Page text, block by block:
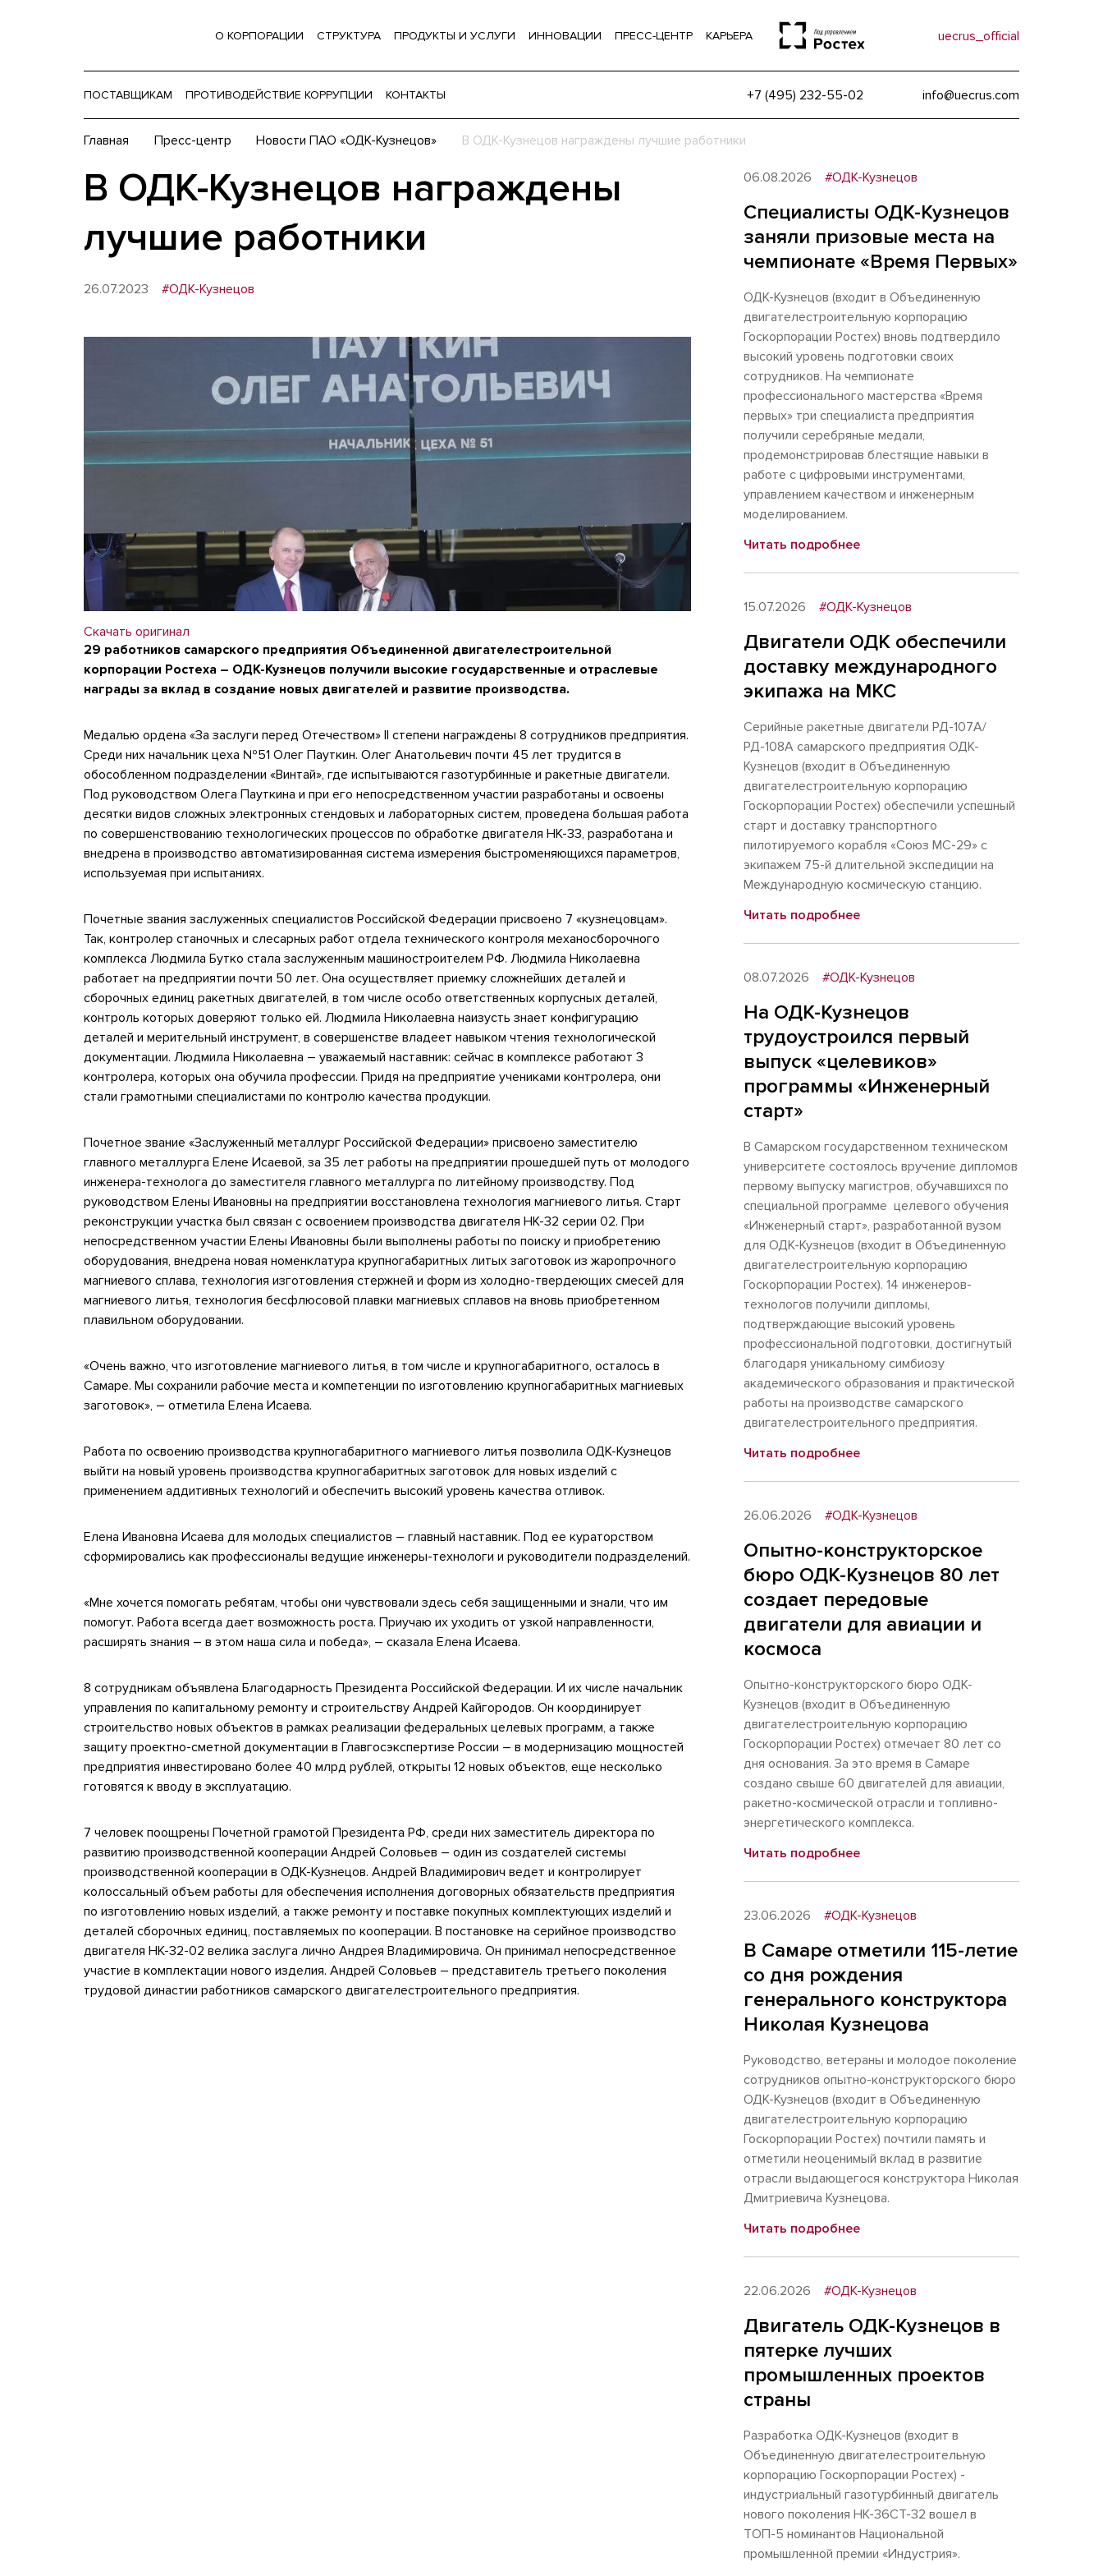
О КОРПОРАЦИИ СТРУКТУРА ПРОДУКТЫ И УСЛУГИ ИННОВАЦИИ ПРЕСС-ЦЕНТР КАРЬЕРА uecrus_official
ПОСТАВЩИКАМ ПРОТИВОДЕЙСТВИЕ КОРРУПЦИИ КОНТАКТЫ +7 (495) 232-55-02 info@uecrus.com
Главная Пресс-центр Новости ПАО «ОДК-Кузнецов» В ОДК-Кузнецов награждены лучшие работники
В ОДК-Кузнецов награждены
лучшие работники
26.07.2023 #ОДК-Кузнецов
Скачать оригинал
29 работников самарского предприятия Объединенной двигателестроительной
корпорации Ростеха – ОДК-Кузнецов получили высокие государственные и отраслевые
награды за вклад в создание новых двигателей и развитие производства.
Медалью ордена «За заслуги перед Отечеством» II степени награждены 8 сотрудников предприятия.
Среди них начальник цеха №51 Олег Пауткин. Олег Анатольевич почти 45 лет трудится в
обособленном подразделении «Винтай», где испытываются газотурбинные и ракетные двигатели.
Под руководством Олега Пауткина и при его непосредственном участии разработаны и освоены
десятки видов сложных электронных стендовых и лабораторных систем, проведена большая работа
по совершенствованию технологических процессов по обработке двигателя НК-33, разработана и
внедрена в производство автоматизированная система измерения быстроменяющихся параметров,
используемая при испытаниях.
Почетные звания заслуженных специалистов Российской Федерации присвоено 7 «кузнецовцам».
Так, контролер станочных и слесарных работ отдела технического контроля механосборочного
комплекса Людмила Бутко стала заслуженным машиностроителем РФ. Людмила Николаевна
работает на предприятии почти 50 лет. Она осуществляет приемку сложнейших деталей и
сборочных единиц ракетных двигателей, в том числе особо ответственных корпусных деталей,
контроль которых доверяют только ей. Людмила Николаевна наизусть знает конфигурацию
деталей и мерительный инструмент, в совершенстве владеет навыком чтения технологической
документации. Людмила Николаевна – уважаемый наставник: сейчас в комплексе работают 3
контролера, которых она обучила профессии. Придя на предприятие учениками контролера, они
стали грамотными специалистами по контролю качества продукции.
Почетное звание «Заслуженный металлург Российской Федерации» присвоено заместителю
главного металлурга Елене Исаевой, за 35 лет работы на предприятии прошедшей путь от молодого
инженера-технолога до заместителя главного металлурга по литейному производству. Под
руководством Елены Ивановны на предприятии восстановлена технология магниевого литья. Старт
реконструкции участка был связан с освоением производства двигателя НК-32 серии 02. При
непосредственном участии Елены Ивановны были выполнены работы по поиску и приобретению
оборудования, внедрена новая номенклатура крупногабаритных литых заготовок из жаропрочного
магниевого сплава, технология изготовления стержней и форм из холодно-твердеющих смесей для
магниевого литья, технология бесфлюсовой плавки магниевых сплавов на вновь приобретенном
плавильном оборудовании.
«Очень важно, что изготовление магниевого литья, в том числе и крупногабаритного, осталось в
Самаре. Мы сохранили рабочие места и компетенции по изготовлению крупногабаритных магниевых
заготовок», – отметила Елена Исаева.
Работа по освоению производства крупногабаритного магниевого литья позволила ОДК-Кузнецов
выйти на новый уровень производства крупногабаритных заготовок для новых изделий с
применением аддитивных технологий и обеспечить высокий уровень качества отливок.
Елена Ивановна Исаева для молодых специалистов – главный наставник. Под ее кураторством
сформировались как профессионалы ведущие инженеры-технологи и руководители подразделений.
«Мне хочется помогать ребятам, чтобы они чувствовали здесь себя защищенными и знали, что им
помогут. Работа всегда дает возможность роста. Приучаю их уходить от узкой направленности,
расширять знания – в этом наша сила и победа», – сказала Елена Исаева.
8 сотрудникам объявлена Благодарность Президента Российской Федерации. И их числе начальник
управления по капитальному ремонту и строительству Андрей Кайгородов. Он координирует
строительство новых объектов в рамках реализации федеральных целевых программ, а также
защиту проектно-сметной документации в Главгосэкспертизе России – в модернизацию мощностей
предприятия инвестировано более 40 млрд рублей, открыты 12 новых объектов, еще несколько
готовятся к вводу в эксплуатацию.
7 человек поощрены Почетной грамотой Президента РФ, среди них заместитель директора по
развитию производственной кооперации Андрей Соловьев – один из создателей системы
производственной кооперации в ОДК-Кузнецов. Андрей Владимирович ведет и контролирует
колоссальный объем работы для обеспечения исполнения договорных обязательств предприятия
по изготовлению новых изделий, а также ремонту и поставке покупных комплектующих изделий и
деталей сборочных единиц, поставляемых по кооперации. В постановке на серийное производство
двигателя НК-32-02 велика заслуга лично Андрея Владимировича. Он принимал непосредственное
участие в комплектации нового изделия. Андрей Соловьев – представитель третьего поколения
трудовой династии работников самарского двигателестроительного предприятия.
06.08.2026 #ОДК-Кузнецов
Специалисты ОДК-Кузнецов
заняли призовые места на
чемпионате «Время Первых»
ОДК-Кузнецов (входит в Объединенную
двигателестроительную корпорацию
Госкорпорации Ростех) вновь подтвердило
высокий уровень подготовки своих
сотрудников. На чемпионате
профессионального мастерства «Время
первых» три специалиста предприятия
получили серебряные медали,
продемонстрировав блестящие навыки в
работе с цифровыми инструментами,
управлением качеством и инженерным
моделированием.
Читать подробнее
15.07.2026 #ОДК-Кузнецов
Двигатели ОДК обеспечили
доставку международного
экипажа на МКС
Серийные ракетные двигатели РД-107А/
РД-108А самарского предприятия ОДК-
Кузнецов (входит в Объединенную
двигателестроительную корпорацию
Госкорпорации Ростех) обеспечили успешный
старт и доставку транспортного
пилотируемого корабля «Союз МС-29» с
экипажем 75-й длительной экспедиции на
Международную космическую станцию.
Читать подробнее
08.07.2026 #ОДК-Кузнецов
На ОДК-Кузнецов
трудоустроился первый
выпуск «целевиков»
программы «Инженерный
старт»
В Самарском государственном техническом
университете состоялось вручение дипломов
первому выпуску магистров, обучавшихся по
специальной программе целевого обучения
«Инженерный старт», разработанной вузом
для ОДК-Кузнецов (входит в Объединенную
двигателестроительную корпорацию
Госкорпорации Ростех). 14 инженеров-
технологов получили дипломы,
подтверждающие высокий уровень
профессиональной подготовки, достигнутый
благодаря уникальному симбиозу
академического образования и практической
работы на производстве самарского
двигателестроительного предприятия.
Читать подробнее
26.06.2026 #ОДК-Кузнецов
Опытно-конструкторское
бюро ОДК-Кузнецов 80 лет
создает передовые
двигатели для авиации и
космоса
Опытно-конструкторского бюро ОДК-
Кузнецов (входит в Объединенную
двигателестроительную корпорацию
Госкорпорации Ростех) отмечает 80 лет со
дня основания. За это время в Самаре
создано свыше 60 двигателей для авиации,
ракетно-космической отрасли и топливно-
энергетического комплекса.
Читать подробнее
23.06.2026 #ОДК-Кузнецов
В Самаре отметили 115-летие
со дня рождения
генерального конструктора
Николая Кузнецова
Руководство, ветераны и молодое поколение
сотрудников опытно-конструкторского бюро
ОДК-Кузнецов (входит в Объединенную
двигателестроительную корпорацию
Госкорпорации Ростех) почтили память и
отметили неоценимый вклад в развитие
отрасли выдающегося конструктора Николая
Дмитриевича Кузнецова.
Читать подробнее
22.06.2026 #ОДК-Кузнецов
Двигатель ОДК-Кузнецов в
пятерке лучших
промышленных проектов
страны
Разработка ОДК-Кузнецов (входит в
Объединенную двигателестроительную
корпорацию Госкорпорации Ростех) -
индустриальный газотурбинный двигатель
нового поколения НК-36СТ-32 вошел в
ТОП-5 номинантов Национальной
промышленной премии «Индустрия».